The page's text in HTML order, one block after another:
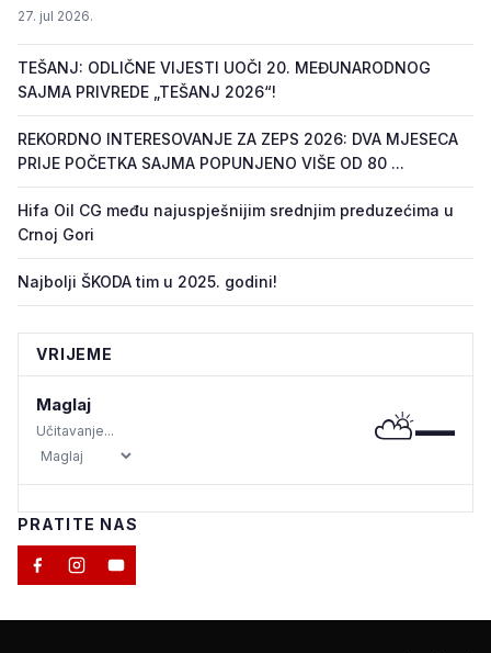
27. jul 2026.
TEŠANJ: ODLIČNE VIJESTI UOČI 20. MEĐUNARODNOG
SAJMA PRIVREDE „TEŠANJ 2026“!
REKORDNO INTERESOVANJE ZA ZEPS 2026: DVA MJESECA
PRIJE POČETKA SAJMA POPUNJENO VIŠE OD 80 ...
Hifa Oil CG među najuspješnijim srednjim preduzećima u
Crnoj Gori
Najbolji ŠKODA tim u 2025. godini!
VRIJEME
Maglaj
Učitavanje... ⛅—
PRATITE NAS